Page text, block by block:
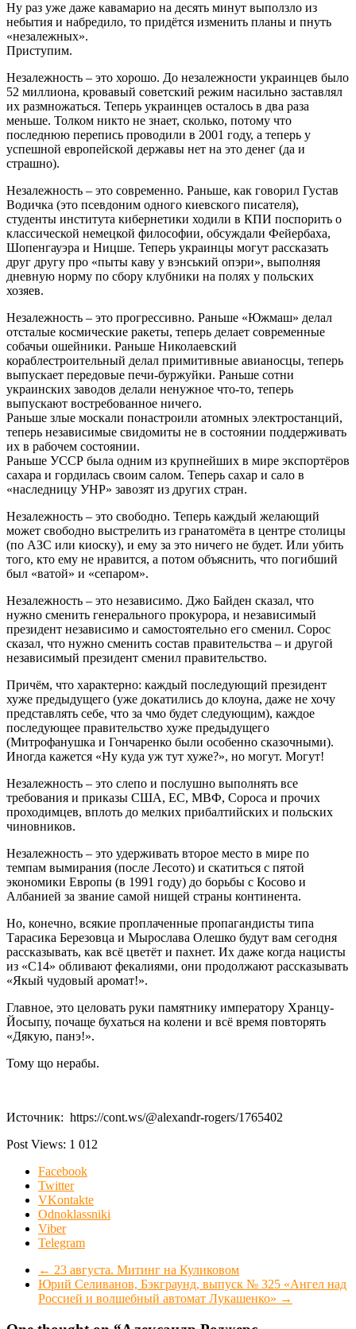
Ну раз уже даже кавамарио на десять минут выползло из
небытия и набредило, то придётся изменить планы и пнуть
«незалежных».
Приступим.
Незалежность – это хорошо. До незалежности украинцев было
52 миллиона, кровавый советский режим насильно заставлял
их размножаться. Теперь украинцев осталось в два раза
меньше. Толком никто не знает, сколько, потому что
последнюю перепись проводили в 2001 году, а теперь у
успешной европейской державы нет на это денег (да и
страшно).
Незалежность – это современно. Раньше, как говорил Густав
Водичка (это псевдоним одного киевского писателя),
студенты института кибернетики ходили в КПИ поспорить о
классической немецкой философии, обсуждали Фейербаха,
Шопенгауэра и Ницше. Теперь украинцы могут рассказать
друг другу про «пыты каву у вэнський опэри», выполняя
дневную норму по сбору клубники на полях у польских
хозяев.
Незалежность – это прогрессивно. Раньше «Южмаш» делал
отсталые космические ракеты, теперь делает современные
собачьи ошейники. Раньше Николаевский
кораблестроительный делал примитивные авианосцы, теперь
выпускает передовые печи-буржуйки. Раньше сотни
украинских заводов делали ненужное что-то, теперь
выпускают востребованное ничего.
Раньше злые москали понастроили атомных электростанций,
теперь независимые свидомиты не в состоянии поддерживать
их в рабочем состоянии.
Раньше УССР была одним из крупнейших в мире экспортёров
сахара и гордилась своим салом. Теперь сахар и сало в
«наследницу УНР» завозят из других стран.
Незалежность – это свободно. Теперь каждый желающий
может свободно выстрелить из гранатомёта в центре столицы
(по АЗС или киоску), и ему за это ничего не будет. Или убить
того, кто ему не нравится, а потом объяснить, что погибший
был «ватой» и «сепаром».
Незалежность – это независимо. Джо Байден сказал, что
нужно сменить генерального прокурора, и независимый
президент независимо и самостоятельно его сменил. Сорос
сказал, что нужно сменить состав правительства – и другой
независимый президент сменил правительство.
Причём, что характерно: каждый последующий президент
хуже предыдущего (уже докатились до клоуна, даже не хочу
представлять себе, что за чмо будет следующим), каждое
последующее правительство хуже предыдущего
(Митрофанушка и Гончаренко были особенно сказочными).
Иногда кажется «Ну куда уж тут хуже?», но могут. Могут!
Незалежность – это слепо и послушно выполнять все
требования и приказы США, ЕС, МВФ, Сороса и прочих
проходимцев, вплоть до мелких прибалтийских и польских
чиновников.
Незалежность – это удерживать второе место в мире по
темпам вымирания (после Лесото) и скатиться с пятой
экономики Европы (в 1991 году) до борьбы с Косово и
Албанией за звание самой нищей страны континента.
Но, конечно, всякие проплаченные пропагандисты типа
Тарасика Березовца и Мырослава Олешко будут вам сегодня
рассказывать, как всё цветёт и пахнет. Их даже когда нацисты
из «C14» обливают фекалиями, они продолжают рассказывать
«Якый чудовый аромат!».
Главное, это целовать руки памятнику императору Хранцу-
Йосыпу, почаще бухаться на колени и всё время повторять
«Дякую, панэ!».
Тому що нерабы.
Источник: https://cont.ws/@alexandr-rogers/1765402
Post Views: 1 012
Facebook
Twitter
VKontakte
Odnoklassniki
Viber
Telegram
← 23 августа. Митинг на Куликовом
Юрий Селиванов, Бэкграунд, выпуск № 325 «Ангел над
Россией и волшебный автомат Лукашенко» →